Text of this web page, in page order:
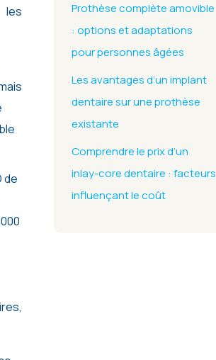
les
de
Prothèse complète amovible
: options et adaptations
pour personnes âgées
Les avantages d’un implant
dentaire sur une prothèse
existante
Comprendre le prix d’un
inlay-core dentaire : facteurs
influençant le coût